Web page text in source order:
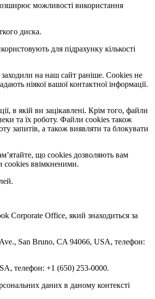
можливості використання
диска.
для підрахунку кількості
заходили на наш сайт раніше. Cookies не
ніякої вашої контактної інформації.
в якій ви зацікавлені. Крім того, файли
та їх роботу. Файли cookies також
запитів, а також виявляти та блокувати
що cookies дозволяють вам
cookies ввімкненими.
Corporate Office, який знаходиться за
San Bruno, CA 94066, USA, телефон:
телефон: +1 (650) 253-0000.
даних в даному контексті